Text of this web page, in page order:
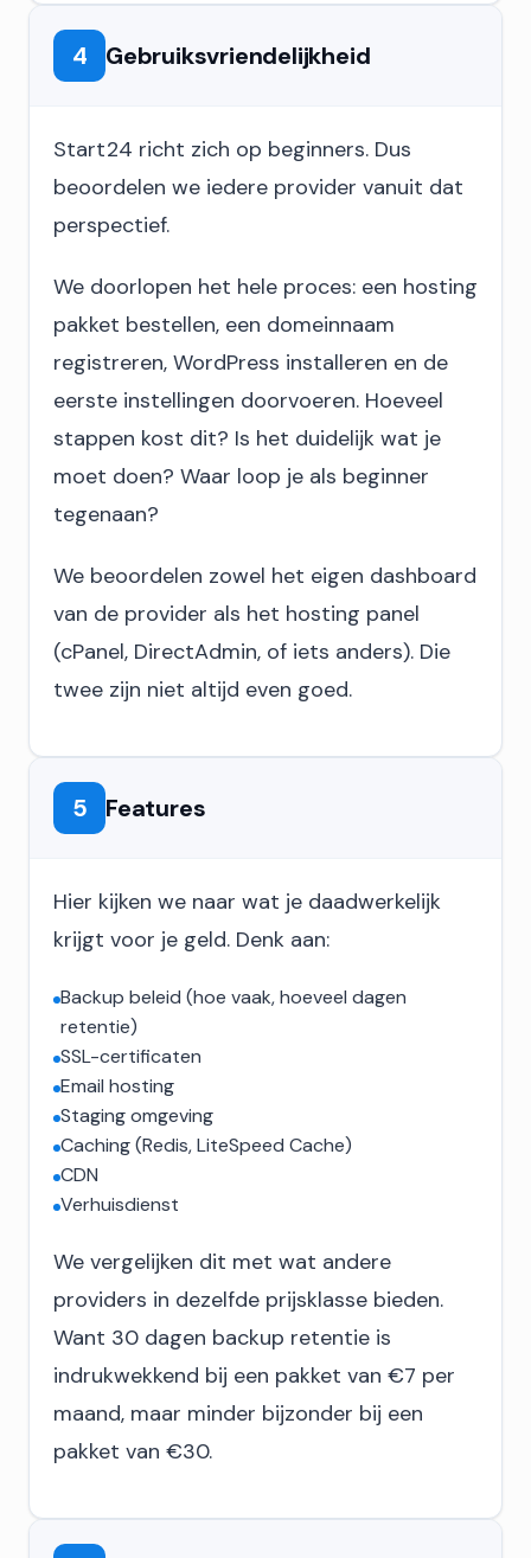
4 Gebruiksvriendelijkheid
Start24 richt zich op beginners. Dus
beoordelen we iedere provider vanuit dat
perspectief.
We doorlopen het hele proces: een hosting
pakket bestellen, een domeinnaam
registreren, WordPress installeren en de
eerste instellingen doorvoeren. Hoeveel
stappen kost dit? Is het duidelijk wat je
moet doen? Waar loop je als beginner
tegenaan?
We beoordelen zowel het eigen dashboard
van de provider als het hosting panel
(cPanel, DirectAdmin, of iets anders). Die
twee zijn niet altijd even goed.
5 Features
Hier kijken we naar wat je daadwerkelijk
krijgt voor je geld. Denk aan:
Backup beleid (hoe vaak, hoeveel dagen
retentie)
SSL-certificaten
Email hosting
Staging omgeving
Caching (Redis, LiteSpeed Cache)
CDN
Verhuisdienst
We vergelijken dit met wat andere
providers in dezelfde prijsklasse bieden.
Want 30 dagen backup retentie is
indrukwekkend bij een pakket van €7 per
maand, maar minder bijzonder bij een
pakket van €30.